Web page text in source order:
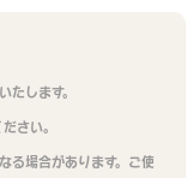
たします。
さい。
る場合があります。ご使